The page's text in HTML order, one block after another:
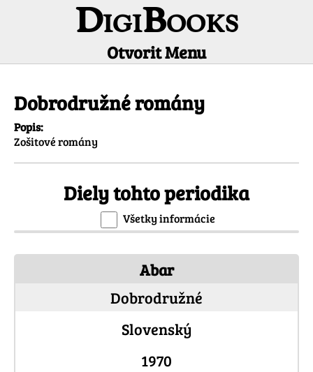
DigiBooks
Otvorit Menu
Dobrodružné romány
Popis:
Zošitové romány
Diely tohto periodika
Všetky informácie
Abar
Dobrodružné
Slovenský
1970